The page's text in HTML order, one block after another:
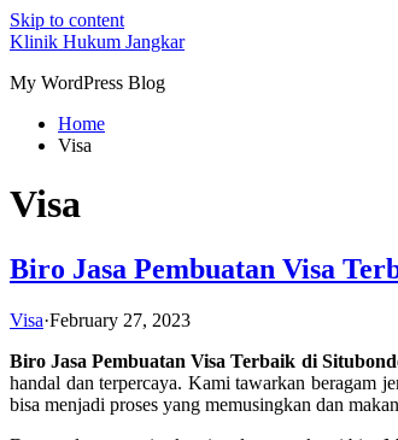
Skip to content
Klinik Hukum Jangkar
My WordPress Blog
Home
Visa
Visa
Biro Jasa Pembuatan Visa
Visa·February 27, 2023
Biro Jasa Pembuatan Visa Terbaik di
handal dan terpercaya. Kami tawarkan beragam
bisa menjadi proses yang memusingkan dan